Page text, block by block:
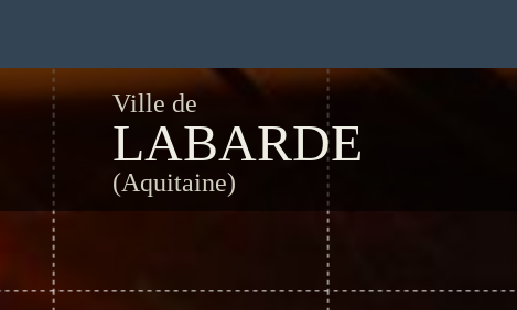
Ville de
LABARDE
(Aquitaine)